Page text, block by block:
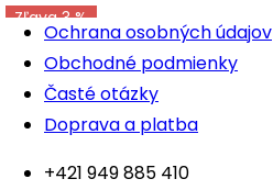
Skip
content
MenuOchrana osobných údajov
Obchodné podmienky
Časté otázky
Doprava a platba
+421 949 885 410
Zľava 3 %